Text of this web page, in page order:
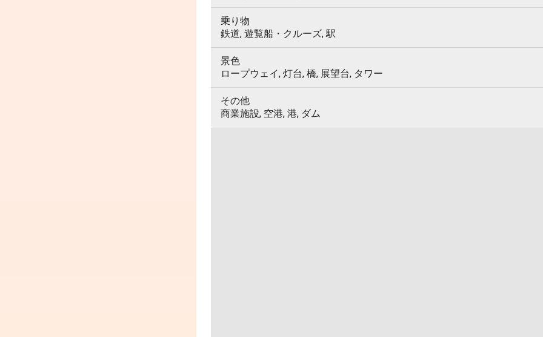
乗り物
鉄道, 遊覧船・クルーズ, 駅
景色
ロープウェイ, 灯台, 橋, 展望台, タワー
その他
商業施設, 空港, 港, ダム